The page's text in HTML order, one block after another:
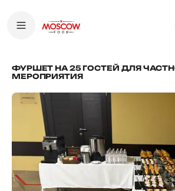
ФУРШЕТ НА 25 ГОСТЕЙ ДЛЯ
МЕРОПРИЯТИЯ